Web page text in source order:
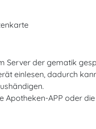
Server der gematik
einlesen, dadurch
Apotheken-APP oder